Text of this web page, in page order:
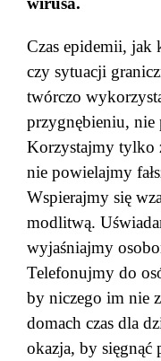
Czas epidemii, jak
czy sytuacji
twórczo
przygnębieniu,
Korzystajmy tylko
nie powielajmy
Wspierajmy się
modlitwą.
wyjaśniajmy
Telefonujmy do
by niczego im nie
domach czas dla
okazja, by sięgnąć